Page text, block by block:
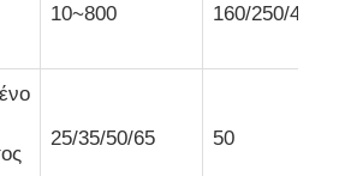
χαμηλής τάσης
χαμηλής τάσης
10~800 160/250/400/
25/35/50/65 50